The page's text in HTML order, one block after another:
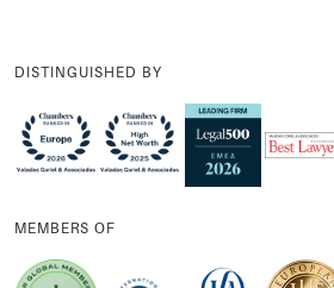
DISTINGUISHED BY
MEMBERS OF